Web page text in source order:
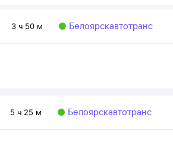
3 ч 50 м Белоярскавтотранс
5 ч 25 м Белоярскавтотранс